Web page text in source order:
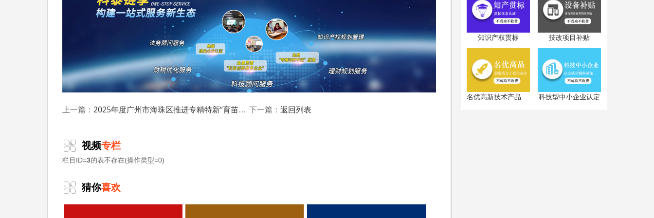
(三)揭榜领题赛
张榜单位须符合以下条件：
2.近三年内无重大违法、违规行为。生产经营状况和信用记录良好;
3.能够保障张榜项目实施的资金投入，提供项目研发实施的支持和配套条件，在项目完成后能够率先在本
张榜单位提出的项目需求应符合以下条件：
1.重点聚焦新一代信息技术与人工智能、半导体与集成电路、高端装备制造与机器人、新能源与节能环
行业领域等“卡脖子”前沿技术、关键核心(共性)技术、关键零部件、材料及工艺的技术瓶颈和关键难题。
上一篇： 2025年度广州市海珠区推进专精特新“育苗行动”实施办法奖励政策申报时间、条件要求、补助标准 下一篇： 返回列表
视频专栏
栏目ID=3的表不存在(操作类型=0)
猜你喜欢
知识产权贯标 技改项目补贴
科技型中小企业认定